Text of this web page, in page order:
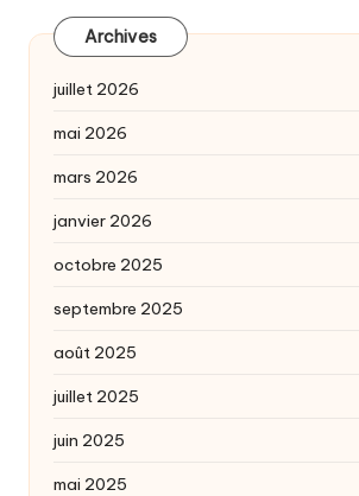
Archives
juillet 2026
mai 2026
mars 2026
janvier 2026
octobre 2025
septembre 2025
août 2025
juillet 2025
juin 2025
mai 2025